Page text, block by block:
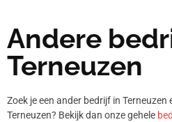
Andere
Terneuzen
Zoek je een ander bedrijf in Terneuzen
Terneuzen? Bekijk dan onze gehele